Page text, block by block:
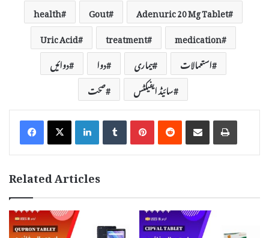
Adenuric 20 Mg Tablet
Gout
health
medication
treatment
Uric Acid
استعمالات
بیماری دوا
دوائیں
سائیڈ ایفیکٹس
صحت
LinkedInTumblrPinterestReddit Share via Email Print
Related Articles